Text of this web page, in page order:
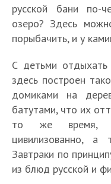
русской бани по-
озеро? Здесь
порыбачить, и у
С детьми
здесь построен
домиками на
батутами, что их
то же время,
цивилизованно,
Завтраки по
из блюд русской и